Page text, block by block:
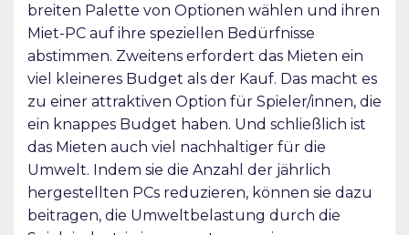
breiten Palette von Optionen wählen und ihren
Miet-PC auf ihre speziellen Bedürfnisse
abstimmen. Zweitens erfordert das Mieten ein
viel kleineres Budget als der Kauf. Das macht es
zu einer attraktiven Option für Spieler/innen, die
ein knappes Budget haben. Und schließlich ist
das Mieten auch viel nachhaltiger für die
Umwelt. Indem sie die Anzahl der jährlich
hergestellten PCs reduzieren, können sie dazu
beitragen, die Umweltbelastung durch die